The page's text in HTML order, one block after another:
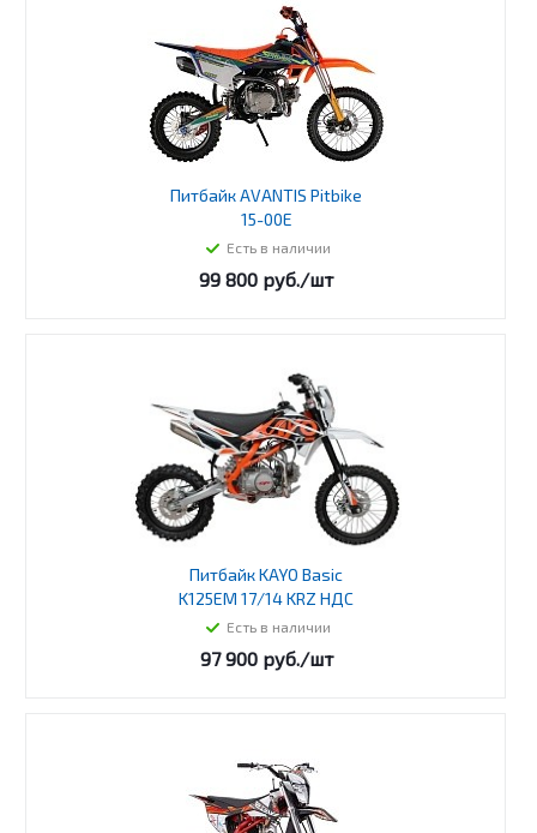
Питбайк AVANTIS Pitbike
15-00E
Есть в наличии
99 800 руб./шт
Питбайк KAYO Basic
K125EM 17/14 KRZ НДС
Есть в наличии
97 900руб./шт